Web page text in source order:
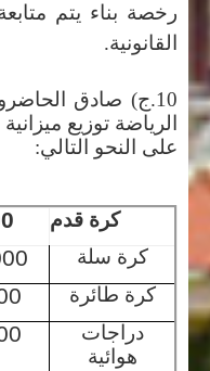
رخصة بناء يتم
القانونية.
10.ج) صادق
على النحو التالي:
كرة قدم
كرة سلة
كرة طائرة
دراجات
هوائية